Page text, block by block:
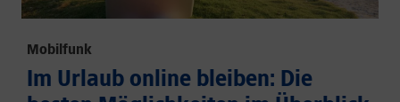
Mobilfunk
Im Urlaub online bleiben: Die